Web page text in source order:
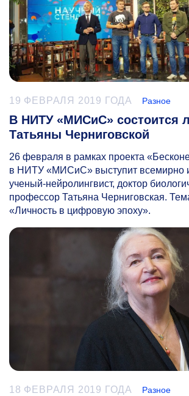
19 ФЕВРАЛЯ 2019 ГОДА Разное
В НИТУ «МИСиС» состоится
Татьяны Черниговской
26 февраля в рамках проекта
в НИТУ «МИСиС» выступит всемирно
ученый-нейролингвист, доктор
профессор Татьяна Черниговская.
«Личность в цифровую эпоху».
18 ФЕВРАЛЯ 2019 ГОДА Разное